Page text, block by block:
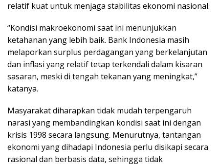
relatif kuat untuk menjaga stabilitas ekonomi nasional.
“Kondisi makroekonomi saat ini menunjukkan
ketahanan yang lebih baik. Bank Indonesia masih
melaporkan surplus perdagangan yang berkelanjutan
dan inflasi yang relatif tetap terkendali dalam kisaran
sasaran, meski di tengah tekanan yang meningkat,”
katanya.
Masyarakat diharapkan tidak mudah terpengaruh
narasi yang membandingkan kondisi saat ini dengan
krisis 1998 secara langsung. Menurutnya, tantangan
ekonomi yang dihadapi Indonesia perlu disikapi secara
rasional dan berbasis data, sehingga tidak